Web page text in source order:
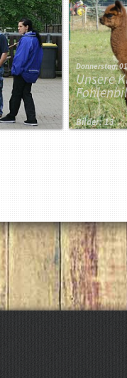
Donnerstag,
Unsere
Bilder: 13